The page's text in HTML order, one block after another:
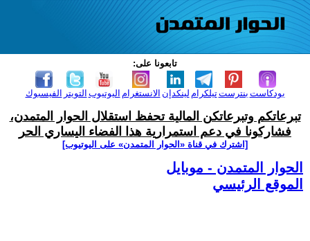
تابعونا على:
الفيسبوك التويتر اليوتيوب الانستغرام لينكدإن تيلكرامبنترست بودكاست
تبرعاتكم وتبرعاتكن المالية تحفظ استقلال الحوار المتمدن،
فشاركونا في دعم استمرارية هذا الفضاء اليساري الحر
[اشترك في قناة ‫«الحوار المتمدن» على اليوتيوب]
الحوار المتمدن - موبايل
الموقع الرئيسي